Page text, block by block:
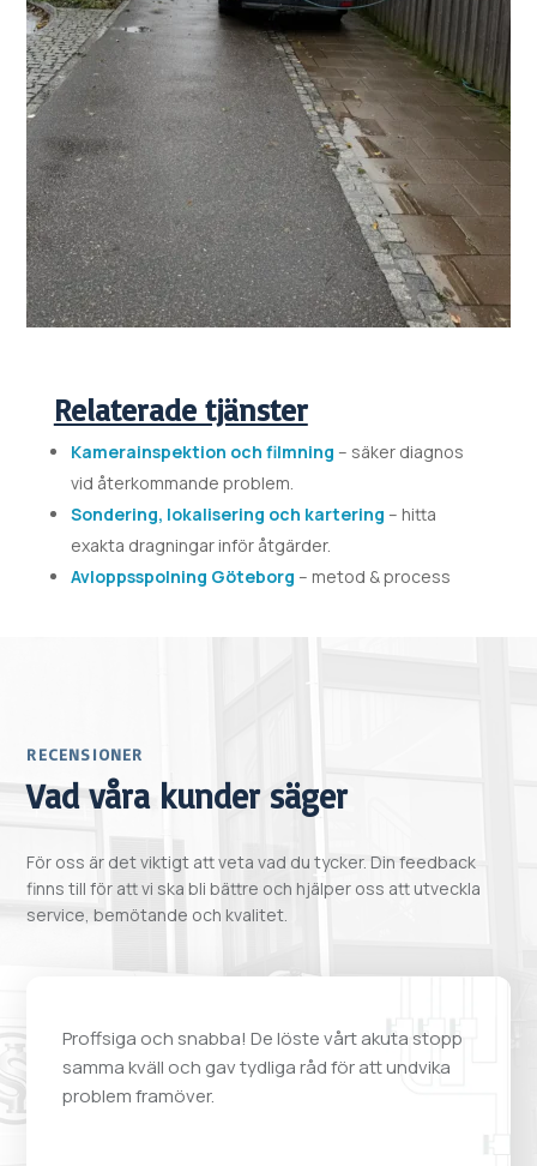
Relaterade tjänster
Kamerainspektion och filmning – säker diagnos
vid återkommande problem.
Sondering, lokalisering och kartering – hitta
exakta dragningar inför åtgärder.
Avloppsspolning Göteborg – metod & process
RECENSIONER
Vad våra kunder säger
För oss är det viktigt att veta vad du tycker. Din feedback
finns till för att vi ska bli bättre och hjälper oss att utveckla
service, bemötande och kvalitet.
Proffsiga och snabba! De löste vårt akuta stopp
samma kväll och gav tydliga råd för att undvika
problem framöver.